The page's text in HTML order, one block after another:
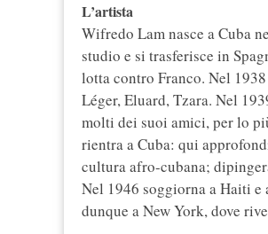
L’artista
Wifredo Lam nasce a Cuba
studio e si trasferisce in
lotta contro Franco. Nel
Léger, Eluard, Tzara. Nel
molti dei suoi amici, per lo
rientra a Cuba: qui
cultura afro-cubana;
Nel 1946 soggiorna a Haiti e
dunque a New York, dove